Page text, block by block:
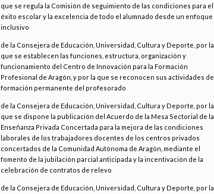
que se regula la Comisión de seguimiento de las condiciones para el
éxito escolar y la excelencia de todo el alumnado desde un enfoque
inclusivo
de la Consejera de Educación, Universidad, Cultura y Deporte, por la
que se establecen las funciones, estructura, organización y
funcionamiento del Centro de Innovación para la Formación
Profesional de Aragón, y por la que se reconocen sus actividades de
formación permanente del profesorado
de la Consejera de Educación, Universidad, Cultura y Deporte, por la
que se dispone la publicación del Acuerdo de la Mesa Sectorial de la
Enseñanza Privada Concertada para la mejora de las condiciones
laborales de los trabajadores docentes de los centros privados
concertados de la Comunidad Autónoma de Aragón, mediante el
fomento de la jubilación parcial anticipada y la incentivación de la
celebración de contratos de relevo
de la Consejera de Educación, Universidad, Cultura y Deporte, por la